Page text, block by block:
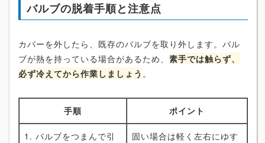
バルブの脱着手順と注意点
カバーを外したら、既存のバルブを取り外します。バル
ブが熱を持っている場合があるため、 素手では触らず、
必ず冷えてから作業しましょう 。
手順 ポイント
1. バルブをつまんで引
固い場合は軽く左右にゆす